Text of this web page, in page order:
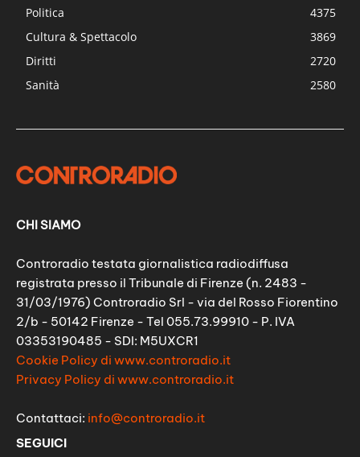
Politica
4375
Cultura & Spettacolo
3869
Diritti
2720
Sanità
2580
CHI SIAMO
Controradio testata giornalistica radiodiffusa
registrata presso il Tribunale di Firenze (n. 2483 -
31/03/1976) Controradio Srl - via del Rosso Fiorentino
2/b - 50142 Firenze - Tel 055.73.99910 - P. IVA
03353190485 - SDI: M5UXCR1
Cookie Policy di www.controradio.it
Privacy Policy di www.controradio.it
Contattaci: info@controradio.it
SEGUICI